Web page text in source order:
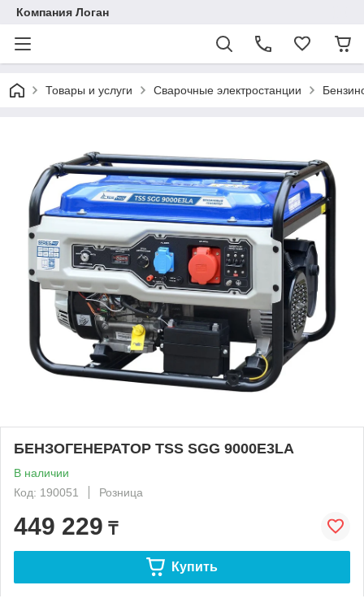
Компания Логан
Товары и услуги Сварочные электростанции
БЕНЗОГЕНЕРАТОР TSS SGG 9000E3LA
В наличии
Код: 190051
Розница
449 229 ₸
Купить